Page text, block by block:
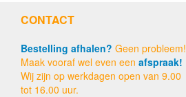
CONTACT
Bestelling afhalen? Geen probleem!
Maak vooraf wel even een afspraak!
Wij zijn op werkdagen open van 9.00
tot 16.00 uur.